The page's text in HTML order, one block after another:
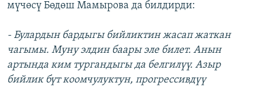
мүчөсү Бөдөш Мамырова да билдирди:
- Булардын бардыгы бийликтин жасап жаткан
чагымы. Муну элдин баары эле билет. Анын
артында ким тургандыгы да белгилүү. Азыр
бийлик бүт коомчулуктун, прогрессивдүү